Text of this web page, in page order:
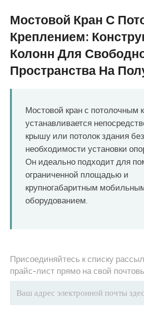
Мостовой Кран С
Креплением:
Колонн Для
Пространства На
Мостовой кран с потолочным
устанавливается
крышу или потолок здания без
необходимости установки
Он идеально подходит для
ограниченной площадью и
крупногабаритным
оборудованием.
Присоединяйтесь к списку
прайс-лист прямо на свой
Kiswahili
Dansk
Norsk
O‘zbekcha